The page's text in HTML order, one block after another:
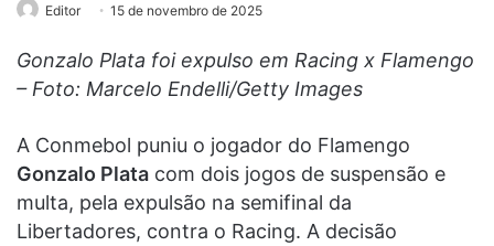
Editor 15 de novembro de 2025
Gonzalo Plata foi expulso em Racing x Flamengo
– Foto: Marcelo Endelli/Getty Images
A Conmebol puniu o jogador do Flamengo
Gonzalo Plata com dois jogos de suspensão e
multa, pela expulsão na semifinal da
Libertadores, contra o Racing. A decisão